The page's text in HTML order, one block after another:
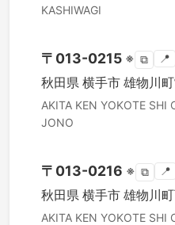
KASHIWAGI
〒 013-0215 ※ ⧉ 📍
秋田県 横手市 雄物川
AKITA KEN YOKOTE SHI
JONO
〒 013-0216 ※ ⧉ 📍
秋田県 横手市 雄物川
AKITA KEN YOKOTE SHI